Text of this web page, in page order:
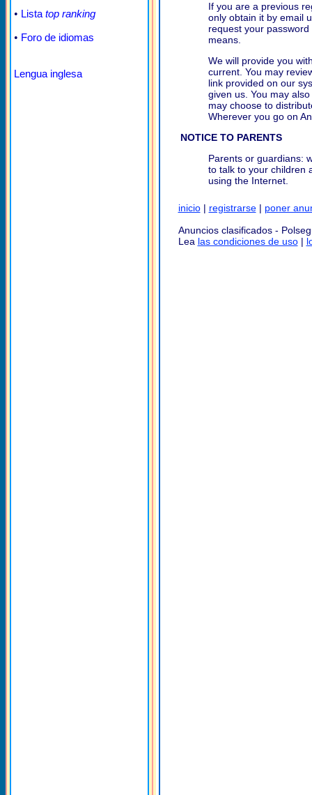
• Lista top ranking
• Foro de idiomas
Lengua inglesa
If you are a previous
only obtain it by email
request your
means.
We will provide you
current. You may
link provided on our
given us. You may
may choose to
Wherever you go on
NOTICE TO PARENTS
Parents or guardians:
to talk to your children
using the Internet.
inicio| registrarse| poner
Anuncios clasificados -
Lea las condiciones de uso|